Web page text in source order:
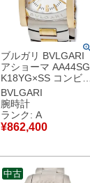
ブルガリ BVLGARI
アショーマ AA44SG
K18YG×SS コンビ
サウジアラビア シル
バー デイト アラビア
バー メンズ 腕時計自
動巻き シルバー 【中
古】中古美品
BVLGARI
腕時計
ランク: A
¥862,400
中古